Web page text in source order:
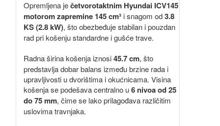
Opremljena ječetvorotaktnim Hyundai ICV145
motorom zapremine 145 cm³ i snagom od3.8
KS (2.8 kW), što obezbeđuje stabilan i pouzdan
rad pri košenju standardne i gušće trave.
Radna širina košenja iznosi45.7 cm, što
predstavlja dobar balans između brzine rada i
upravljivosti u dvorištima i okućnicama. Visina
košenja se podešava centralno u6 nivoa od 25
do 75 mm, čime se lako prilagođava različitim
uslovima travnjaka.